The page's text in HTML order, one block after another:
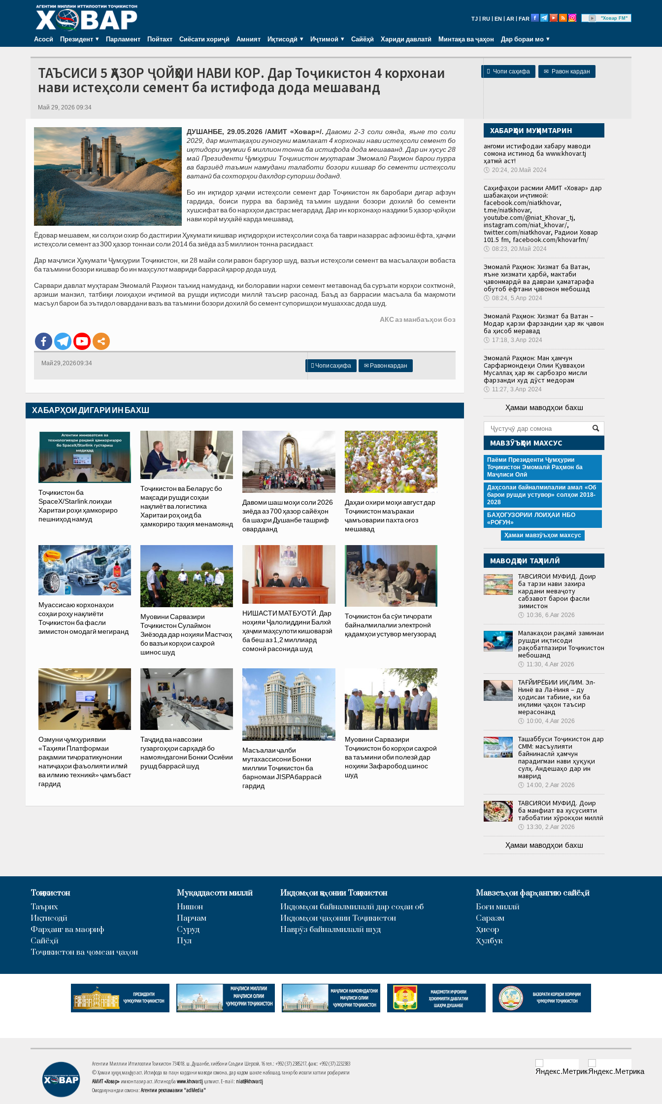
TJ RU EN AR FAR "Ховар FM"
Асосӣ Президент Парламент Пойтахт Сиёсати хориҷӣ Амният Иқтисодӣ Иҷтимоӣ Сайёҳӣ Хариди давлатӣ Минтақа ва ҷаҳон Дар бораи мо
 Чопи саҳифа ✉ Равон кардан
ТАЪСИСИ 5 ҲАЗОР ҶОЙҲОИ НАВИ КОР. Дар Тоҷикистон 4 корхонаи
нави истеҳсоли семент ба истифода дода мешаванд
Май 29, 2026 09:34
ДУШАНБЕ, 29.05.2026 /АМИТ «Ховар»/. Давоми 2-3 соли оянда, яъне то соли
2029, дар минтақаҳои гуногуни мамлакат 4 корхонаи нави истеҳсоли семент бо
иқтидори умумии 6 миллион тонна ба истифода дода мешаванд. Дар ин хусус 28
май Президенти Ҷумҳурии Тоҷикистон муҳтарам Эмомалӣ Раҳмон барои пурра
ва барзиёд таъмин намудани талаботи бозори кишвар бо сементи истеҳсоли
ватанӣ ба сохторҳои дахлдор супориш доданд.
Бо ин иқтидор ҳаҷми истеҳсоли семент дар Тоҷикистон як баробари дигар афзун
гардида, боиси пурра ва барзиёд таъмин шудани бозори дохилӣ бо сементи
хушсифат ва бо нархҳои дастрас мегардад. Дар ин корхонаҳо наздики 5 ҳазор ҷойҳои
нави корӣ муҳайё карда мешавад.
Ёдовар мешавем, ки солҳои охир бо дастгирии Ҳукумати кишвар иқтидорҳои истеҳсолии соҳа ба таври назаррас афзоиш ёфта, ҳаҷми
истеҳсоли семент аз 300 ҳазор тоннаи соли 2014 ба зиёда аз 5 миллион тонна расидааст.
Дар маҷлиси Ҳукумати Ҷумҳурии Тоҷикистон, ки 28 майи соли равон баргузор шуд, вазъи истеҳсоли семент ва масъалаҳои вобаста
ба таъмини бозори кишвар бо ин маҳсулот мавриди баррасӣ қарор дода шуд.
Сарвари давлат муҳтарам Эмомалӣ Раҳмон таъкид намуданд, ки болоравии нархи семент метавонад ба суръати корҳои сохтмонӣ,
арзиши манзил, татбиқи лоиҳаҳои иҷтимоӣ ва рушди иқтисоди миллӣ таъсир расонад. Баъд аз баррасии масъала ба мақомоти
масъул барои ба эътидол овардани вазъ ва таъмини бозори дохилӣ бо семент супоришҳои мушаххас дода шуд.
АКС аз манбаъҳои боз
 Чопи саҳифа ✉ Равон кардан
Май 29, 2026 09:34
ХАБАРҲОИ ДИГАРИ ИН БАХШ
Тоҷикистон ба
SpaceX/Starlink лоиҳаи
Харитаи роҳи ҳамкориро
пешниҳод намуд
Тоҷикистон ва Беларус бо
мақсади рушди соҳаи
нақлиёт ва логистика
Харитаи роҳ оид ба
ҳамкориро таҳия менамоянд
Давоми шаш моҳи соли 2026
зиёда аз 700 ҳазор сайёҳон
ба шаҳри Душанбе ташриф
овардаанд
Даҳаи охири моҳи август дар
Тоҷикистон маъракаи
ҷамъоварии пахта оғоз
мешавад
Муассисаю корхонаҳои
соҳаи роҳу нақлиёти
Тоҷикистон ба фасли
зимистон омодагӣ мегиранд
Муовини Сарвазири
Тоҷикистон Сулаймон
Зиёзода дар ноҳияи Мастчоҳ
бо вазъи корҳои саҳроӣ
шинос шуд
НИШАСТИ МАТБУОТӢ. Дар
ноҳияи Ҷалолиддини Балхӣ
ҳаҷми маҳсулоти кишоварзӣ
ба беш аз 1,2 миллиард
сомонӣ расонида шуд
Тоҷикистон ба сӯи тиҷорати
байналмилалии электронӣ
қадамҳои устувор мегузорад
Озмуни ҷумҳуриявии
«Таҳияи Платформаи
рақамии тиҷоратикунонии
натиҷаҳои фаъолияти илмӣ
ва илмию техникӣ» ҷамъбаст
гардид
Таҷдид ва навсозии
гузаргоҳҳои сарҳадӣ бо
намояндагони Бонки Осиёии
рушд баррасӣ шуд
Масъалаи ҷалби
мутахассисони Бонки
миллии Тоҷикистон ба
барномаи JISPA баррасӣ
гардид
Муовини Сарвазири
Тоҷикистон бо корҳои саҳроӣ
ва таъмини оби полезӣ дар
ноҳияи Зафаробод шинос
шуд
ХАБАРҲОИ МУҲИМТАРИН
Ҳангоми истифодаи хабару маводи
сомона истинод ба www.khovar.tj
ҳатмӣ аст!
🕔 20:24, 20.Май 2024
Саҳифаҳои расмии АМИТ «Ховар» дар
шабакаҳои иҷтимоӣ:
facebook.com/niatkhovar,
t.me/niatkhovar,
youtube.com/@niat_Khovar_tj,
instagram.com/niat_khovar/,
twitter.com/niatkhovar, Радиои Ховар
101.5 fm, facebook.com/khovarfm/
🕔 08:23, 20.Май 2024
Эмомалӣ Раҳмон: Хизмат ба Ватан,
яъне хизмати ҳарбӣ, мактаби
ҷавонмардӣ ва давраи ҳаматарафа
обутоб ёфтани ҷавонон мебошад
🕔 08:24, 5.Апр 2024
Эмомалӣ Раҳмон: Хизмат ба Ватан –
Модар қарзи фарзандии ҳар як ҷавон
ба ҳисоб меравад
🕔 17:18, 3.Апр 2024
Эмомалӣ Раҳмон: Ман ҳамчун
Сарфармондеҳи Олии Қувваҳои
Мусаллаҳ ҳар як сарбозро мисли
фарзанди худ дӯст медорам
🕔 11:27, 3.Апр 2024
Ҳамаи маводҳои бахш
МАВЗӮЪҲОИ МАХСУС
Паёми Президенти Ҷумҳурии
Тоҷикистон Эмомалӣ Раҳмон ба
Маҷлиси Олӣ
Даҳсолаи байналмилалии амал «Об
барои рушди устувор» солҳои 2018-
2028
БАҲОГУЗОРИИ ЛОИҲАИ НБО
«РОҒУН»
Ҳамаи мавзӯъҳои махсус
МАВОДҲОИ ТАҲЛИЛӢ
ТАВСИЯҲОИ МУФИД. Доир
ба тарзи нави захира
кардани меваҷоту
сабзавот барои фасли
зимистон
🕔 10:36, 6.Авг 2026
Малакаҳои рақамӣ заминаи
рушди иқтисоди
рақобатпазири Тоҷикистон
мебошанд
🕔 11:30, 4.Авг 2026
ТАҒЙИРЁБИИ ИҚЛИМ. Эл-
Нинё ва Ла-Ниня – ду
ҳодисаи табиие, ки ба
иқлими ҷаҳон таъсир
мерасонанд
🕔 10:00, 4.Авг 2026
Ташаббуси Тоҷикистон дар
СММ: масъулияти
байнинаслӣ ҳамчун
парадигмаи нави ҳуқуқи
сулҳ. Андешаҳо дар ин
маврид
🕔 14:00, 2.Авг 2026
ТАВСИЯҲОИ МУФИД. Доир
ба манфиат ва хусусияти
табобатии хӯрокҳои миллӣ
🕔 13:30, 2.Авг 2026
Ҳамаи маводҳои бахш
Тоҷикистон
Таърих
Иқтисодӣ
Фарҳанг ва маориф
Сайёҳӣ
Тоҷикистон ва ҷомеаи ҷаҳон
Муқаддасоти миллӣ
Нишон
Парчам
Суруд
Пул
Иқдомҳои ҷаҳонии Тоҷикистон
Иқдомҳои байналмилалӣ дар соҳаи об
Иқдомҳои ҷаҳонии Тоҷикистон
Наврӯз байналмилалӣ шуд
Мавзеъҳои фарҳангию сайёҳӣ
Боғи миллӣ
Саразм
Ҳисор
Ҳулбук
Агентии Миллии Иттилоотии Тоҷикистон 734018. ш. Душанбе, хиёбони Саъдии Шерозӣ, 16 тел.: +992 (37) 2385217, факс: +992 (37) 2232383
© Ҳамаи ҳуқуқ маҳфуз аст. Истифода ва паҳн кардани маводи сомона, дар кадом шакле набошад, танҳо бо иҷозати хаттии роҳбарияти
АМИТ «Ховар» имконпазир аст. Истинод ба www.khovar.tjҳатмист. E-mail: niat@khovar.tj
Омодакунандаи сомона: Агентии рекламавии "adMedia"